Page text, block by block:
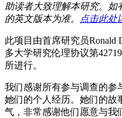
助读者大致理解本研究。如
的英文版本为准。
点击此处
此项目由首席研究员Ronald
多大学研究伦理协议第
所进行。
我们感谢所有参与调查的参
她们的个人经历。她们的故
气，非常感谢他们愿意与我